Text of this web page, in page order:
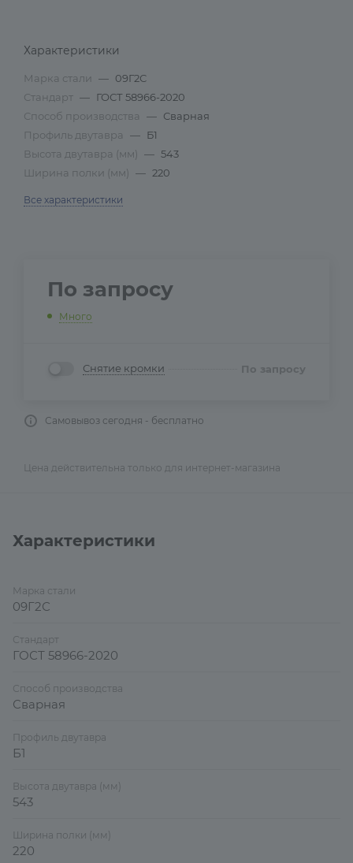
Характеристики
Марка стали — 09Г2С
Стандарт — ГОСТ 58966-2020
Способ производства
— Сварная
Профиль двутавра
— Б1
Высота двутавра (мм) — 543
Ширина полки (мм) — 220
Все характеристики
По запросу
Много
Снятие кромки По запросу
Самовывоз сегодня - бесплатно
Цена действительна только для интернет-магазина
Характеристики
Марка стали
09Г2С
Стандарт
ГОСТ 58966-2020
Способ производства
Сварная
Профиль двутавра
Б1
Высота двутавра (мм)
543
Ширина полки (мм)
220